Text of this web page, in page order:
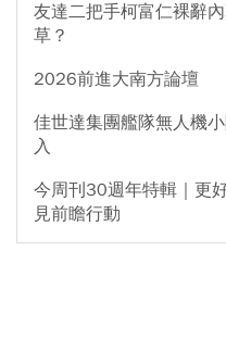
友達二把手柯富仁裸辭
草？
2026前進大南方論壇
佳世達集團艦隊無人機
入
今周刊30週年特輯｜更
見前瞻行動